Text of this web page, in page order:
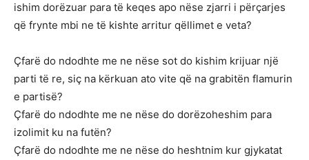
ishim dorëzuar para të keqes apo nëse zjarri i përçarjes
që frynte mbi ne të kishte arritur qëllimet e veta?
Çfarë do ndodhte me ne nëse sot do kishim krijuar një
parti të re, siç na kërkuan ato vite që na grabitën flamurin
e partisë?
Çfarë do ndodhte me ne nëse do dorëzoheshim para
izolimit ku na futën?
Çfarë do ndodhte me ne nëse do heshtnim kur gjykatat